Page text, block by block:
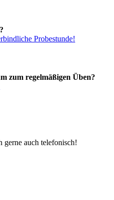
Probestunde!
zum regelmäßigen Üben?
gerne auch telefonisch!